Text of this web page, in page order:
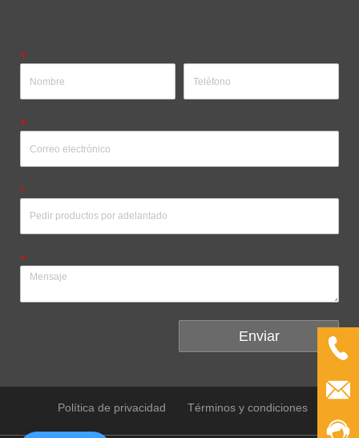
*
*
*
*
Enviar
Política de privacidad Términos y condiciones